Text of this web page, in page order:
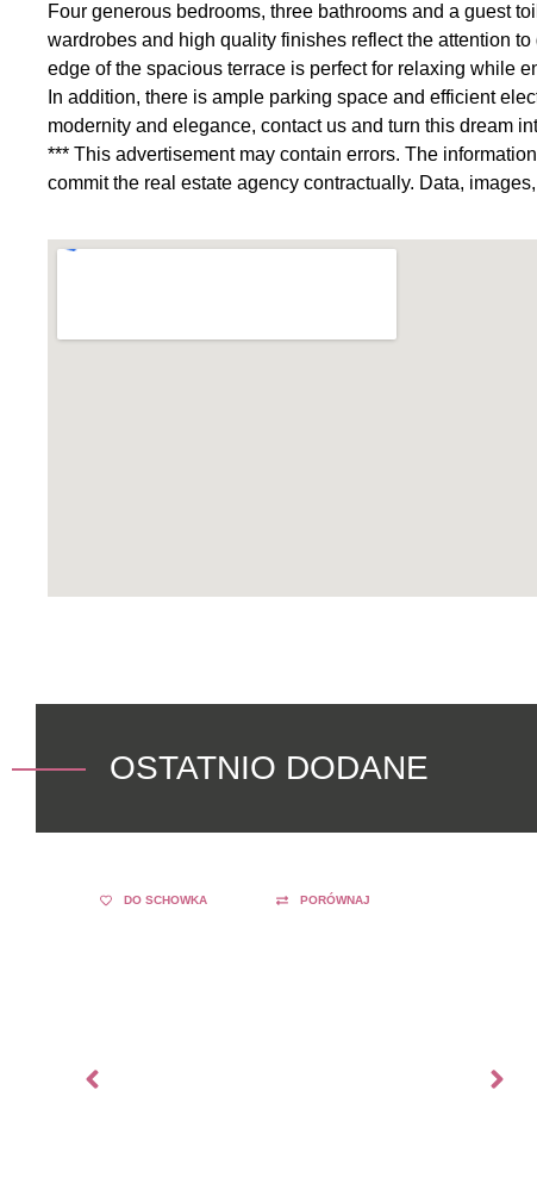
Four generous bedrooms, three bathrooms and a guest
wardrobes and high quality finishes reflect the attention
edge of the spacious terrace is perfect for relaxing while
In addition, there is ample parking space and efficient
modernity and elegance, contact us and turn this dream
*** This advertisement may contain errors. The
commit the real estate agency contractually. Data,
OSTATNIO DODANE
DO SCHOWKA PORÓWNAJ